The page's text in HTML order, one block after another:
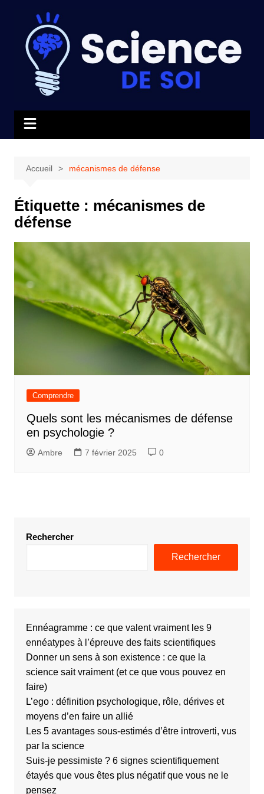
contenu
Accueil mécanismes de défense
Étiquette : mécanismes de
défense
Comprendre
Quels sont les mécanismes de défense
en psychologie ?
Ambre 7 février 2025 0
Rechercher
Rechercher
Ennéagramme : ce que valent vraiment les 9
ennéatypes à l’épreuve des faits scientifiques
Donner un sens à son existence : ce que la
science sait vraiment (et ce que vous pouvez en
faire)
L’ego : définition psychologique, rôle, dérives et
moyens d’en faire un allié
Les 5 avantages sous-estimés d’être introverti, vus
par la science
Suis-je pessimiste ? 6 signes scientifiquement
étayés que vous êtes plus négatif que vous ne le
pensez